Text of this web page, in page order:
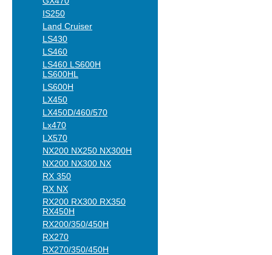
IS250
Land Cruiser
LS430
LS460
LS460 LS600H
LS600HL
LS600H
LX450
LX450D/460/570
Lx470
LX570
NX200 NX250 NX300H
NX200 NX300 NX
RX 350
RX NX
RX200 RX300 RX350
RX450H
RX200/350/450H
RX270
RX270/350/450H